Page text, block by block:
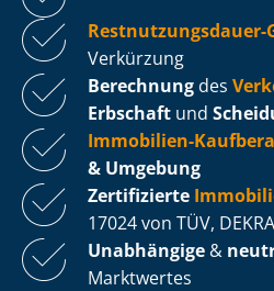
Rest­nut­zungs­dau­er-
Verkürzung
Berechnung des
Erbschaft und
Immobilien-
& Umgebung
Zertifizierte
17024 von TÜV,
Unabhängige &
Marktwertes